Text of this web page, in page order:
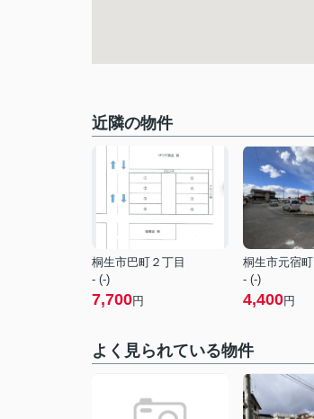
近隣の物件
桐生市巴町２丁目
- (-)
7,700円
桐生市元宿町
- (-)
4,400円
よく見られている物件